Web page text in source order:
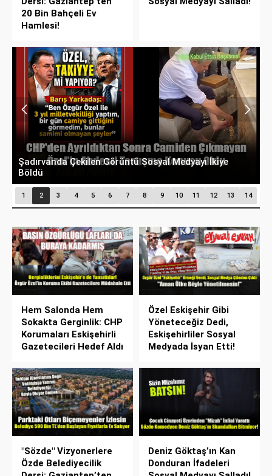
20 Bin Bahçeli Ev
Hamlesi!
Şadırvanda Çekilen Görüntü Sosyal Medyayı İkiye
Böldü
1 2 3 4 5 6 7 8 9 10 11 12 13 14
Hem Salonda Hem
Sokakta Gerginlik: CHP
Korumaları Eskişehirli
Gazetecileri Hedef Aldı
Özel Eskişehir Gibi
Yöneteceğiz Dedi,
Eskişehirliler Sosyal
Medyada İsyan Etti!
"Sözde" Vizyonerlere
Özde Belediyecilik
Deniz Göktaş’ın Kan
Donduran İfadeleri